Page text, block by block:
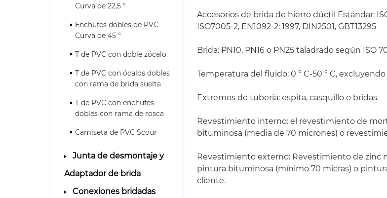
Curva de 22,5 °
Enchufes dobles de PVC
Curva de 45 °
T de PVC con doble zócalo
T de PVC con ócalos dobles
con rama de brida suelta
T de PVC con enchufes
dobles con rama de rosca
Camiseta de PVC Scour
Junta de desmontaje y
Adaptador de brida
Conexiones bridadas
Accesorios de brida de hierro dúctil Estándar:
ISO7005-2, EN1092-2: 1997, DIN2501, GBT13295
Brida: PN10, PN16 o PN25 taladrado según ISO
Temperatura del fluido: 0 ° C-50 ° C, excluyendo
Extremos de tubería: espita, casquillo o bridas.
Revestimiento interno: el revestimiento de
bituminosa (media de 70 micrones) o
Revestimiento externo: Revestimiento de zinc
pintura bituminosa (mínimo 70 micras) o
cliente.